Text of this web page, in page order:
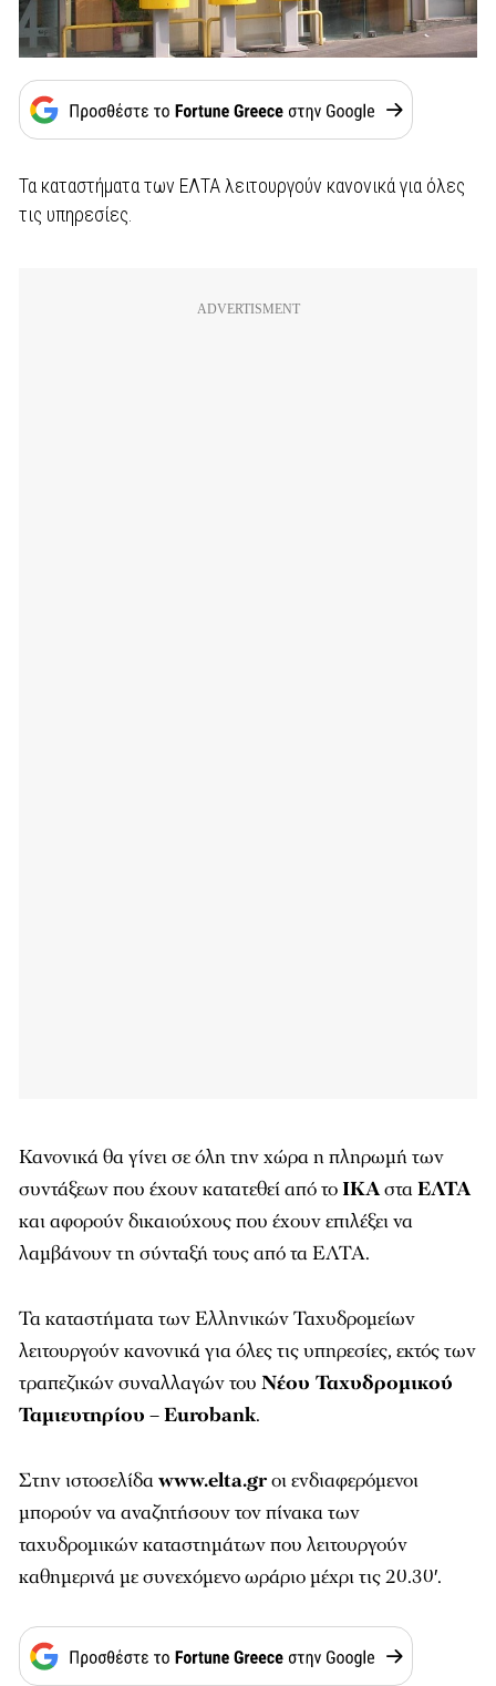
Τα καταστήματα των ΕΛΤΑ λειτουργούν κανονικά για όλες
τις υπηρεσίες.
Κανονικά θα γίνει σε όλη την χώρα η πληρωμή των
συντάξεων που έχουν κατατεθεί από το ΙΚΑσταΕΛΤΑ
και αφορούν δικαιούχους που έχουν επιλέξει να
λαμβάνουν τη σύνταξή τους από τα ΕΛΤΑ.
Τα καταστήματα των Ελληνικών Ταχυδρομείων
λειτουργούν κανονικά για όλες τις υπηρεσίες, εκτός των
τραπεζικών συναλλαγών του Νέου Ταχυδρομικού
Ταμιευτηρίου –Eurobank.
Στην ιστοσελίδαwww.elta.grοι ενδιαφερόμενοι
μπορούν να αναζητήσουν τον πίνακα των
ταχυδρομικών καταστημάτων που λειτουργούν
καθημερινά με συνεχόμενο ωράριο μέχρι τις 20.30′.